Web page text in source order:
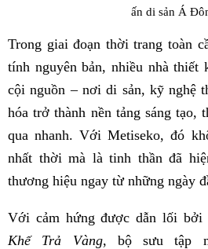
ấn di sản Á
Trong giai đoạn thời trang toàn
tính nguyên bản, nhiều nhà thiết
cội nguồn – nơi di sản, kỹ nghệ
hóa trở thành nền tảng sáng tạo,
qua nhanh. Với Metiseko, đó
nhất thời mà là tinh thần đã
thương hiệu ngay từ những ngày
Với cảm hứng được dẫn lối bởi
Khế Trả Vàng, bộ sưu tập